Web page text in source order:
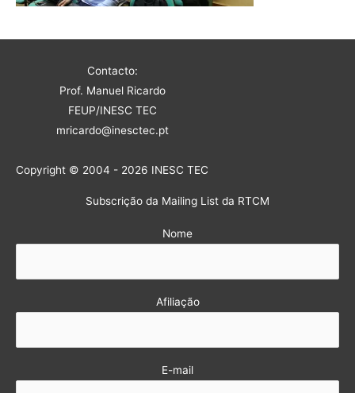
Contacto:
Prof. Manuel Ricardo
FEUP/INESC TEC
mricardo@inesctec.pt
Copyright © 2004 - 2026 INESC TEC
Subscrição da Mailing List da RTCM
Nome
Afiliação
E-mail